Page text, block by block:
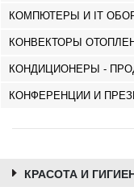
КОМПЮТЕРЫ И IT
КОНВЕКТОРЫ
КОНДИЦИОНЕРЫ -
КОНФЕРЕНЦИИ И
КРАСОТА И